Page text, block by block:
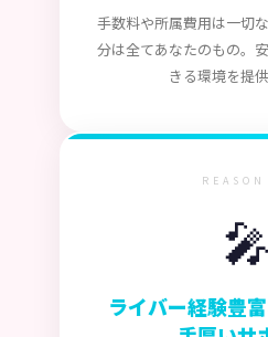
手数料や所属費用は一切
分は全てあなたのもの。
きる環境を提供
🎤
ライバー経験豊